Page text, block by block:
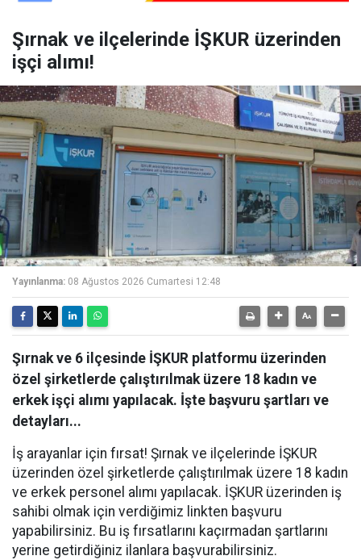
Şırnak ve ilçelerinde İŞKUR üzerinden
işçi alımı!
Yayınlanma: 08 Ağustos 2026 Cumartesi 12:48
Şırnak ve 6 ilçesinde İŞKUR platformu üzerinden
özel şirketlerde çalıştırılmak üzere 18 kadın ve
erkek işçi alımı yapılacak. İşte başvuru şartları ve
detayları...
İş arayanlar için fırsat! Şırnak ve ilçelerinde İŞKUR
üzerinden özel şirketlerde çalıştırılmak üzere 18 kadın
ve erkek personel alımı yapılacak. İŞKUR üzerinden iş
sahibi olmak için verdiğimiz linkten başvuru
yapabilirsiniz. Bu iş fırsatlarını kaçırmadan şartlarını
yerine getirdiğiniz ilanlara başvurabilirsiniz.